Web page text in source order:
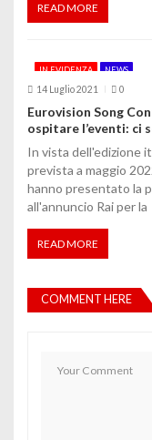
READ MORE
IN EVIDENZA NEWS
14 Luglio 2021 0
Eurovision Song
ospitare l’eventi: ci
In vista dell'edizione
prevista a maggio
hanno presentato la
all'annuncio Rai per la
READ MORE
COMMENT HERE